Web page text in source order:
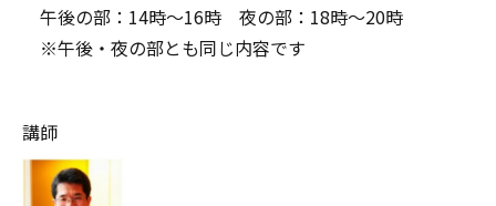
午後の部：14時～16時 夜の部：18時～20時
※午後・夜の部とも同じ内容です
講師